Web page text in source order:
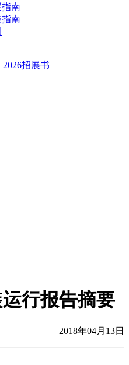
指南
指南
2026招展书
行报告摘要
2018年04月13日